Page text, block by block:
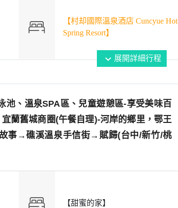
【村却國際溫泉酒店 Cuncyue Hot
Spring Resort】
expand_more展開詳細行程
池、溫泉SPA區、兒童遊憩區-享受美味百
蘭舊城商圈(午餐自理)-河岸的鄉里，鄂王
事→礁溪溫泉手信街→賦歸(台中/新竹/桃
【甜蜜的家】